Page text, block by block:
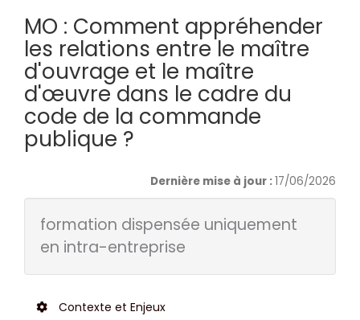
MO : Comment appréhender
les relations entre le maître
d'ouvrage et le maître
d'œuvre dans le cadre du
code de la commande
publique ?
Dernière mise à jour :17/06/2026
formation dispensée uniquement
en intra-entreprise
Contexte et Enjeux